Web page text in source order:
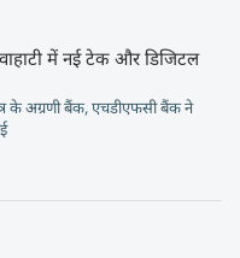
में नई टेक और डिजिटल
के अग्रणी बैंक, एचडीएफसी बैंक ने